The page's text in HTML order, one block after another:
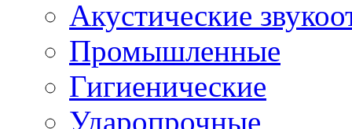
Акустические
Промышленные
Гигиенические
Ударопрочные